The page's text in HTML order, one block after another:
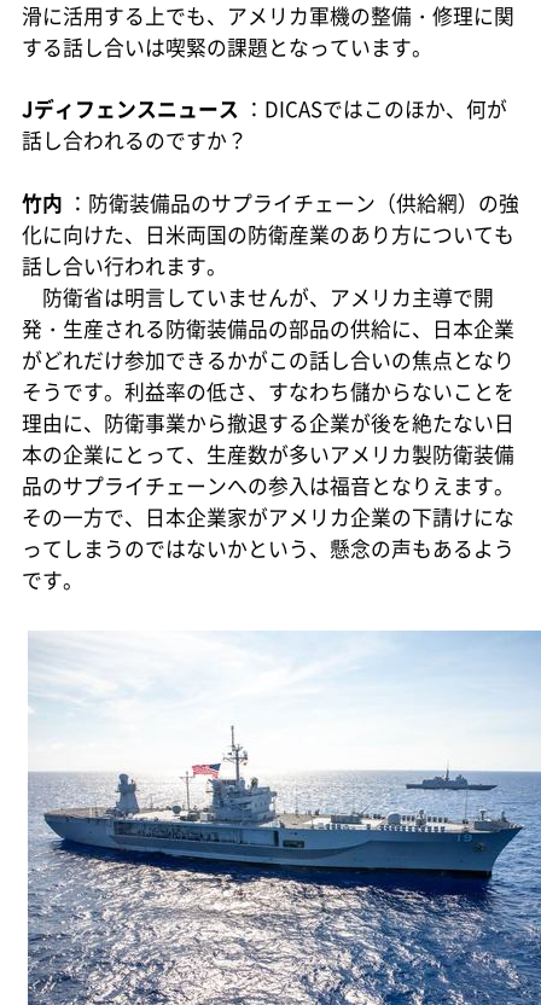
滑に活用する上でも、アメリカ軍機の整備・修理に関
する話し合いは喫緊の課題となっています。
Jディフェンスニュース ：DICASではこのほか、何が
話し合われるのですか？
竹内 ：防衛装備品のサプライチェーン（供給網）の強
化に向けた、日米両国の防衛産業のあり方についても
話し合い行われます。
防衛省は明言していませんが、アメリカ主導で開
発・生産される防衛装備品の部品の供給に、日本企業
がどれだけ参加できるかがこの話し合いの焦点となり
そうです。利益率の低さ、すなわち儲からないことを
理由に、防衛事業から撤退する企業が後を絶たない日
本の企業にとって、生産数が多いアメリカ製防衛装備
品のサプライチェーンへの参入は福音となりえます。
その一方で、日本企業家がアメリカ企業の下請けにな
ってしまうのではないかという、懸念の声もあるよう
です。